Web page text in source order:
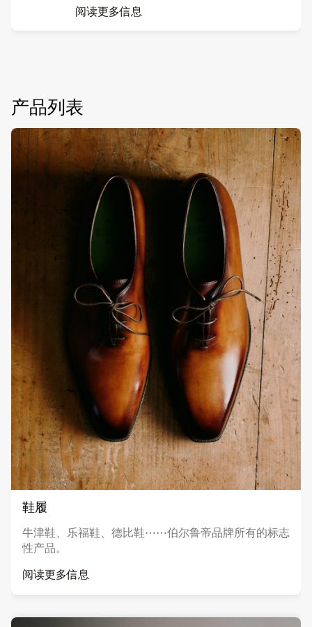
阅读更多信息
产品列表
鞋履
牛津鞋、乐福鞋、德比鞋⋯⋯伯尔鲁帝品牌所有的标志
性产品。
阅读更多信息